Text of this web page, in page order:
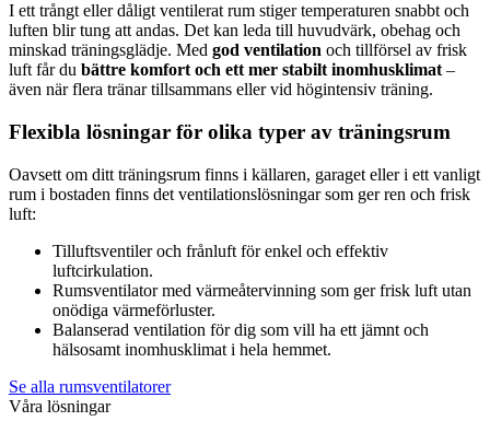
I ett trångt eller dåligt ventilerat rum stiger temperaturen snabbt och
luften blir tung att andas. Det kan leda till huvudvärk, obehag och
minskad träningsglädje. Med god ventilation och tillförsel av frisk
luft får du bättre komfort och ett mer stabilt inomhusklimat –
även när flera tränar tillsammans eller vid högintensiv träning.
Flexibla lösningar för olika typer av träningsrum
Oavsett om ditt träningsrum finns i källaren, garaget eller i ett vanligt
rum i bostaden finns det ventilationslösningar som ger ren och frisk
luft:
Tilluftsventiler och frånluft för enkel och effektiv
luftcirkulation.
Rumsventilator med värmeåtervinning som ger frisk luft utan
onödiga värmeförluster.
Balanserad ventilation för dig som vill ha ett jämnt och
hälsosamt inomhusklimat i hela hemmet.
Se alla rumsventilatorer
Våra lösningar